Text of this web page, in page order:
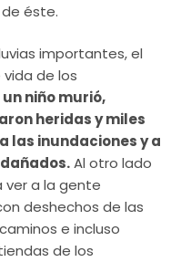
éste.
importantes, el
de los
un niño murió,
heridas y miles
las inundaciones y a
Al otro lado
a la gente
deshechos de las
e incluso
de los